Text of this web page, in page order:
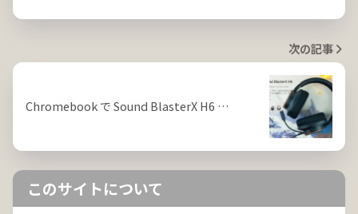
次の記事
Chromebook で Sound BlasterX H6 …
このサイトについて